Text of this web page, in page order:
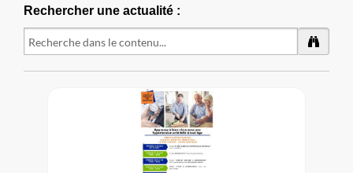
Rechercher une actualité :